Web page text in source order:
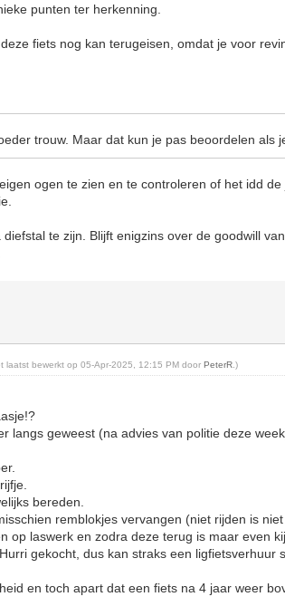
punten ter herkenning.
fiets nog kan terugeisen, omdat je voor
trouw. Maar dat kun je pas beoordelen als
ogen te zien en te controleren of het idd
te zijn. Blijft enigzins over de goodwill
laatst bewerkt op 05-Apr-2025, 12:15 PM doorPeterR .)
langs geweest (na advies van politie deze
bereden.
remblokjes vervangen (niet rijden is niet
op laswerk en zodra deze terug is maar even
gekocht, dus kan straks een ligfietsverhuur
en toch apart dat een fiets na 4 jaar weer